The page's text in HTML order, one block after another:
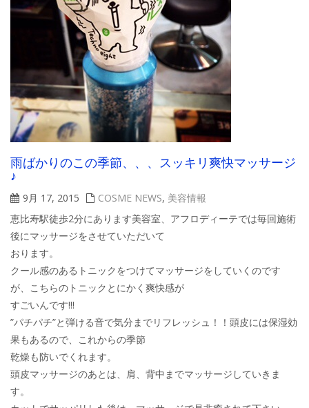
雨ばかりのこの季節、、、スッキリ爽快マッサージ
♪
9月 17, 2015 COSME NEWS, 美容情報
恵比寿駅徒歩2分にあります美容室、アフロディーテでは毎回施術
後にマッサージをさせていただいて
おります。
クール感のあるトニックをつけてマッサージをしていくのです
が、こちらのトニックとにかく爽快感が
すごいんです!!!
”パチパチ”と弾ける音で気分までリフレッシュ！！頭皮には保湿効
果もあるので、これからの季節
乾燥も防いでくれます。
頭皮マッサージのあとは、肩、背中までマッサージしていきま
す。